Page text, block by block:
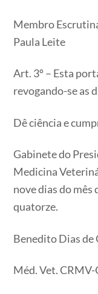
Membro
Paula Leite
Art. 3º – Esta
revogando-se as
Dê ciência e
Gabinete do
Medicina
nove dias do mês
quatorze.
Benedito Dias
Méd. Vet.